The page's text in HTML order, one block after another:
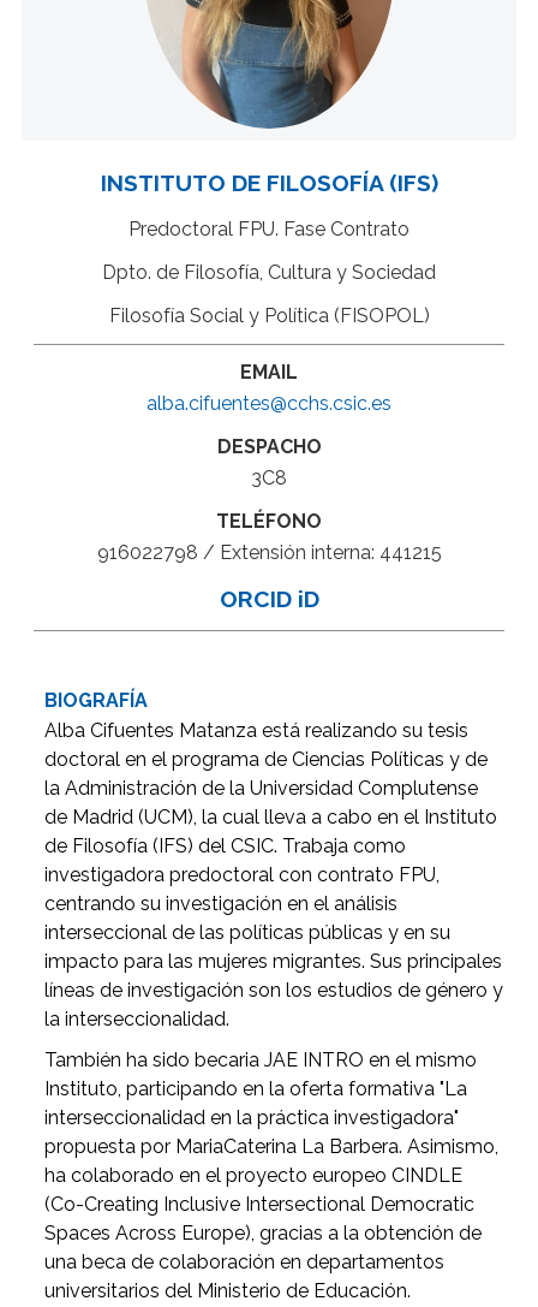
INSTITUTO DE FILOSOFÍA (IFS)
Predoctoral FPU. Fase Contrato
Dpto. de Filosofía, Cultura y Sociedad
Filosofía Social y Política (FISOPOL)
EMAIL
alba.cifuentes@cchs.csic.es
DESPACHO
3C8
TELÉFONO
916022798 / Extensión interna: 441215
ORCID iD
BIOGRAFÍA
Alba Cifuentes Matanza está realizando su tesis
doctoral en el programa de Ciencias Políticas y de
la Administración de la Universidad Complutense
de Madrid (UCM), la cual lleva a cabo en el Instituto
de Filosofía (IFS) del CSIC. Trabaja como
investigadora predoctoral con contrato FPU,
centrando su investigación en el análisis
interseccional de las políticas públicas y en su
impacto para las mujeres migrantes. Sus principales
líneas de investigación son los estudios de género y
la interseccionalidad.
También ha sido becaria JAE INTRO en el mismo
Instituto, participando en la oferta formativa "La
interseccionalidad en la práctica investigadora"
propuesta por MariaCaterina La Barbera. Asimismo,
ha colaborado en el proyecto europeo CINDLE
(Co-Creating Inclusive Intersectional Democratic
Spaces Across Europe), gracias a la obtención de
una beca de colaboración en departamentos
universitarios del Ministerio de Educación.